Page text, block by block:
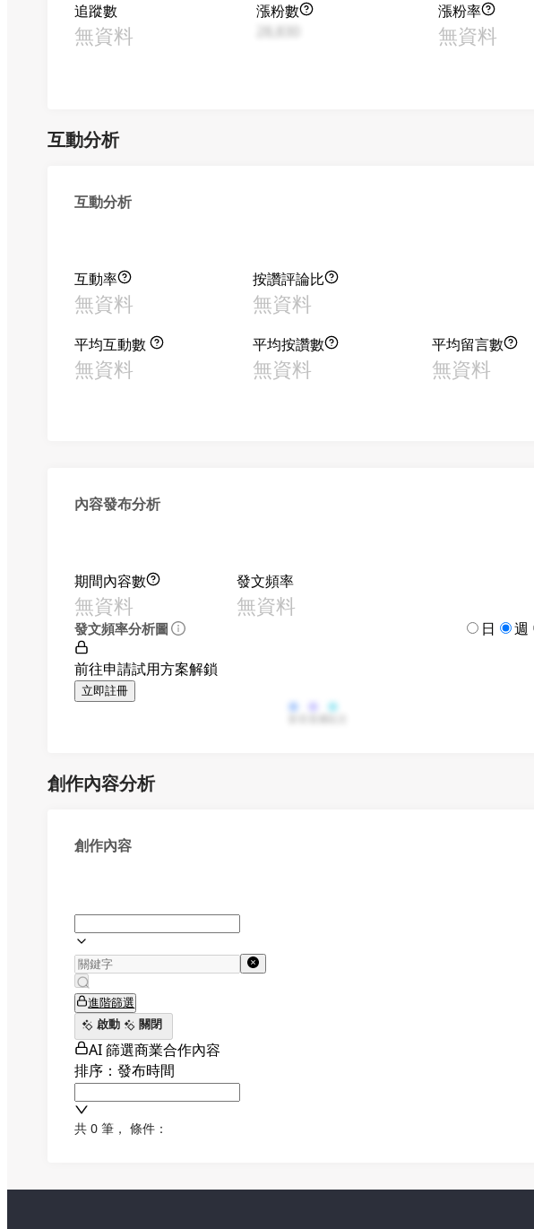
追蹤數
無資料
漲粉數
漲粉率
無資料
互動分析
互動分析
互動率
無資料
按讚評論比
無資料
平均互動數
無資料
平均按讚數
無資料
平均留言數
無資料
內容發布分析
期間內容數
無資料
發文頻率
無資料
發文頻率分析圖 日 週
前往申請試用方案解鎖
立即註冊
創作內容分析
創作內容
進階篩選
啟動
關閉
AI 篩選商業合作內容
排序：發布時間
共 0 筆 ， 條件：